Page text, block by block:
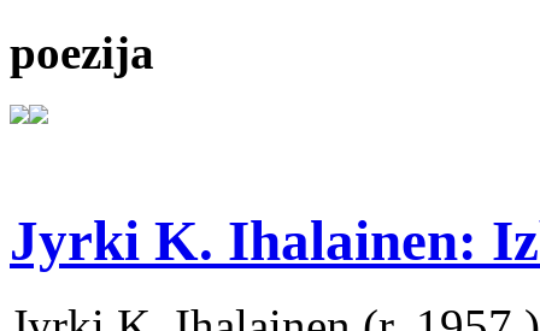
poezija
Jyrki K. Ihalainen: